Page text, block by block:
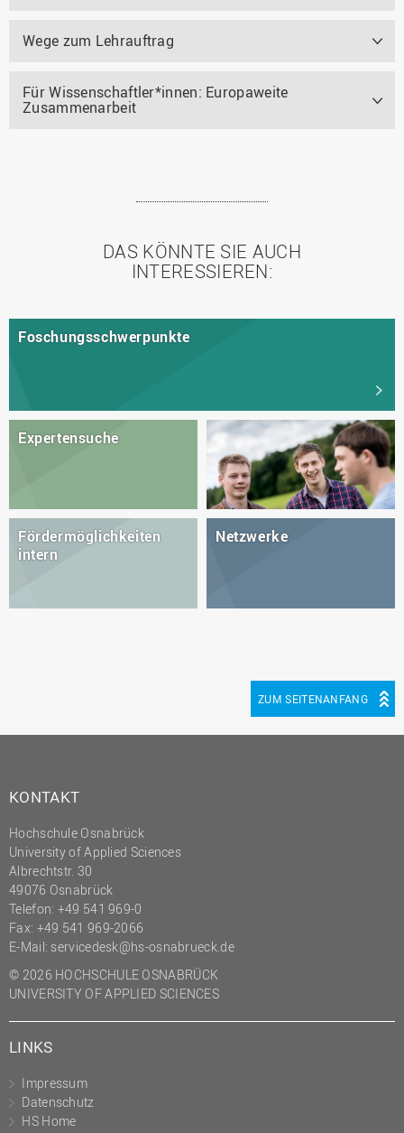
Wege zum Lehrauftrag
Für Wissenschaftler*innen: Europaweite
Zusammenarbeit
DAS KÖNNTE SIE AUCH
INTERESSIEREN:
Foschungsschwerpunkte
Expertensuche
Fördermöglichkeiten
intern
Netzwerke
ZUM SEITENANFANG
KONTAKT
Hochschule Osnabrück
University of Applied Sciences
Albrechtstr. 30
49076 Osnabrück
Telefon: +49 541 969-0
Fax: +49 541 969-2066
E-Mail: servicedesk@hs-osnabrueck.de
© 2026 HOCHSCHULE OSNABRÜCK
UNIVERSITY OF APPLIED SCIENCES
LINKS
Impressum
Datenschutz
HS Home